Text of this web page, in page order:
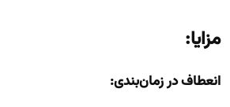
مزایا:
انعطاف در زمان‌بندی: